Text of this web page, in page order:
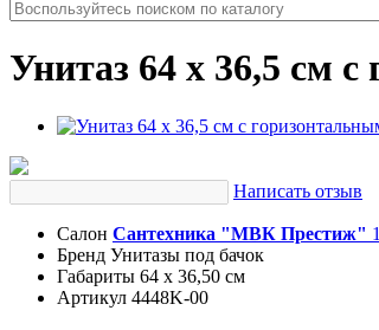
Унитаз 64 x 36,5 см
Написать отзыв
Салон Сантехника "МВК Престиж"
Бренд Унитазы под бачок
Габариты 64 x 36,50 см
Артикул 4448K-00